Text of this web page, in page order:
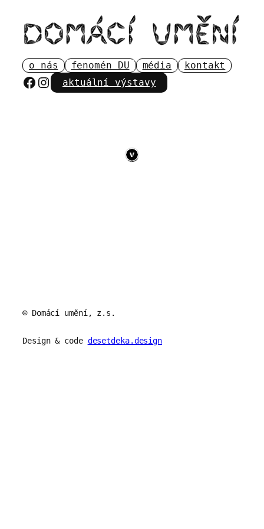
obsah
o nás fenomén DU média kontakt
Facebook
Instagram
aktuální výstavy
© Domácí umění, z.s.
Design & code desetdeka.design